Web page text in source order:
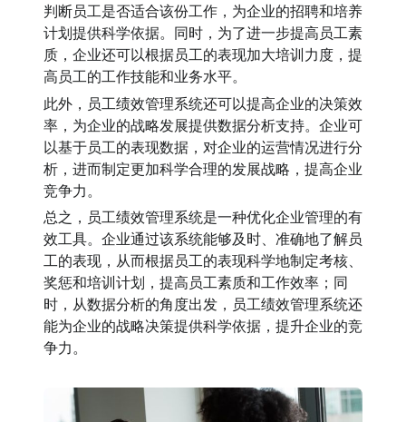
判断员工是否适合该份工作，为企业的招聘和培养
计划提供科学依据。同时，为了进一步提高员工素
质，企业还可以根据员工的表现加大培训力度，提
高员工的工作技能和业务水平。
此外，员工绩效管理系统还可以提高企业的决策效
率，为企业的战略发展提供数据分析支持。企业可
以基于员工的表现数据，对企业的运营情况进行分
析，进而制定更加科学合理的发展战略，提高企业
竞争力。
总之，员工绩效管理系统是一种优化企业管理的有
效工具。企业通过该系统能够及时、准确地了解员
工的表现，从而根据员工的表现科学地制定考核、
奖惩和培训计划，提高员工素质和工作效率；同
时，从数据分析的角度出发，员工绩效管理系统还
能为企业的战略决策提供科学依据，提升企业的竞
争力。